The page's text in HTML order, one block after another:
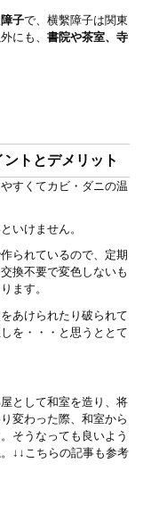
子で、横繫障子は関東
にも、 書院や茶室、寺
トとデメリット
すくてカビ・ダニの温
いといけません。
られているので、定期
換不要で変色しないも
ます。
あけられたり破られて
を・・・と思うととて
として和室を造り、将
変わった際、和室から
そうなっても良いよう
↓↓こちらの記事も参考